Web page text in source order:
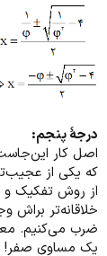
درجۀ پنجم:
اصل کار
که یکی از
از روش تفکیک و
خلاقانه‌تر براش
ضرب می‌کنیم.
یک مساوی صفر!